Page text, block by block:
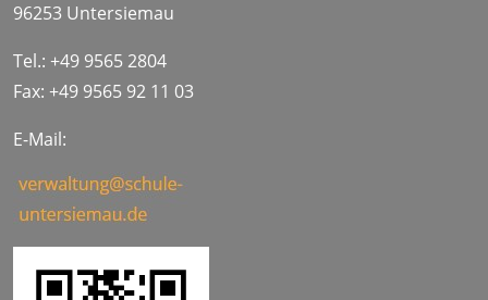
96253 Untersiemau
Tel.: +49 9565 2804
Fax: +49 9565 92 11 03
E-Mail: